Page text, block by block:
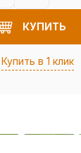
КУПИТЬ
Купить в 1 клик